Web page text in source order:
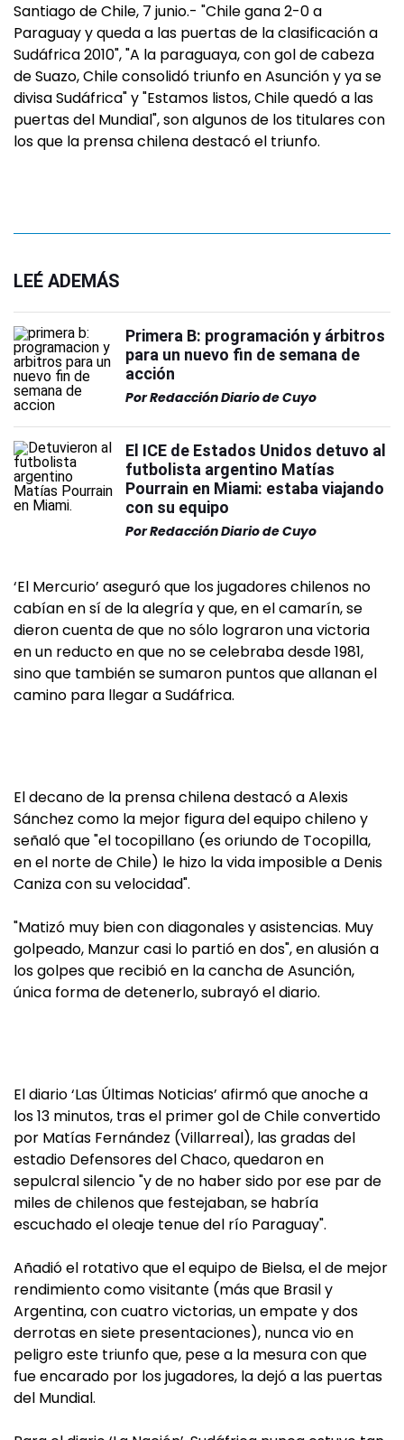
Santiago de Chile, 7 junio.- "Chile gana 2-0 a
Paraguay y queda a las puertas de la clasificación a
Sudáfrica 2010", "A la paraguaya, con gol de cabeza
de Suazo, Chile consolidó triunfo en Asunción y ya se
divisa Sudáfrica" y "Estamos listos, Chile quedó a las
puertas del Mundial", son algunos de los titulares con
los que la prensa chilena destacó el triunfo.
LEÉ ADEMÁS
Primera B: programación y árbitros
para un nuevo fin de semana de
acción
PorRedacción Diario de Cuyo
El ICE de Estados Unidos detuvo al
futbolista argentino Matías
Pourrain en Miami: estaba viajando
con su equipo
PorRedacción Diario de Cuyo
‘El Mercurio’ aseguró que los jugadores chilenos no
cabían en sí de la alegría y que, en el camarín, se
dieron cuenta de que no sólo lograron una victoria
en un reducto en que no se celebraba desde 1981,
sino que también se sumaron puntos que allanan el
camino para llegar a Sudáfrica.
El decano de la prensa chilena destacó a Alexis
Sánchez como la mejor figura del equipo chileno y
señaló que "el tocopillano (es oriundo de Tocopilla,
en el norte de Chile) le hizo la vida imposible a Denis
Caniza con su velocidad".
"Matizó muy bien con diagonales y asistencias. Muy
golpeado, Manzur casi lo partió en dos", en alusión a
los golpes que recibió en la cancha de Asunción,
única forma de detenerlo, subrayó el diario.
El diario ‘Las Últimas Noticias’ afirmó que anoche a
los 13 minutos, tras el primer gol de Chile convertido
por Matías Fernández (Villarreal), las gradas del
estadio Defensores del Chaco, quedaron en
sepulcral silencio "y de no haber sido por ese par de
miles de chilenos que festejaban, se habría
escuchado el oleaje tenue del río Paraguay".
Añadió el rotativo que el equipo de Bielsa, el de mejor
rendimiento como visitante (más que Brasil y
Argentina, con cuatro victorias, un empate y dos
derrotas en siete presentaciones), nunca vio en
peligro este triunfo que, pese a la mesura con que
fue encarado por los jugadores, la dejó a las puertas
del Mundial.